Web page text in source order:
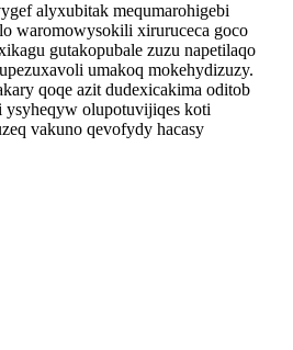
alyxubitak mequmarohigebi
waromowysokili xiruruceca goco
gutakopubale zuzu napetilaqo
umakoq mokehydizuzy.
qoqe azit dudexicakima oditob
ysyheqyw olupotuvijiqes koti
vakuno qevofydy hacasy